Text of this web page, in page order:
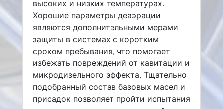
высоких и низких температурах.
Хорошие параметры деаэрации
являются дополнительными мерами
защиты в системах с коротким
сроком пребывания, что помогает
избежать повреждений от кавитации и
микродизельного эффекта. Тщательно
подобранный состав базовых масел и
присадок позволяет пройти испытания